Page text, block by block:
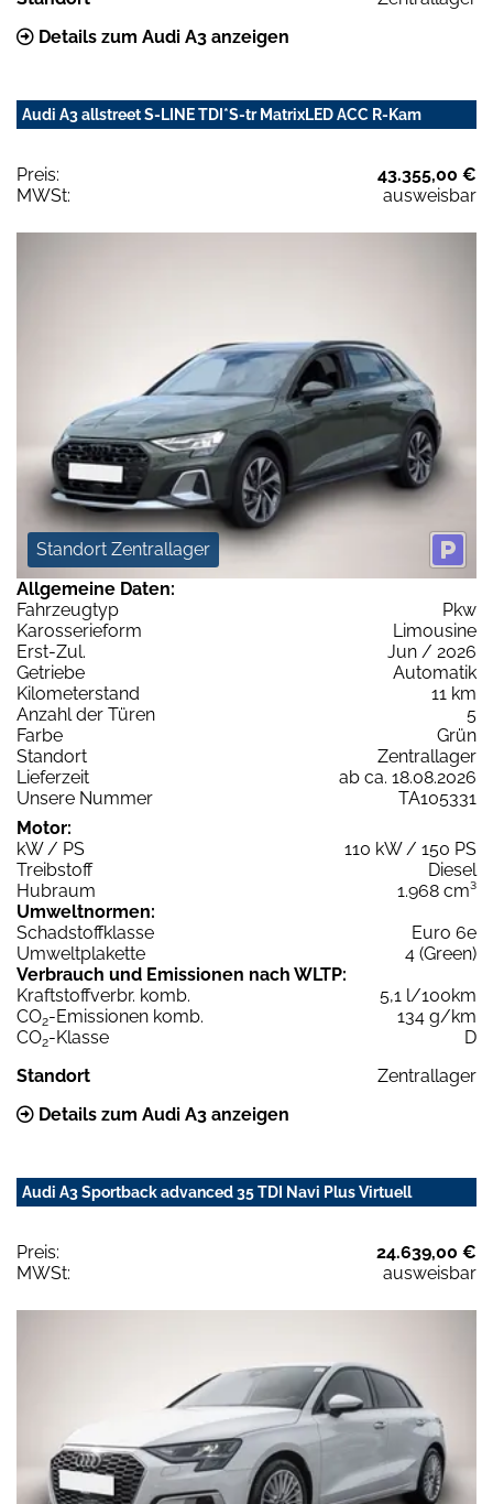
Details zum Audi A3 anzeigen
Audi A3 allstreet S-LINE TDI*S-tr MatrixLED ACC R-Kam
Preis:
43.355,00 €
MWSt:
ausweisbar
Standort Zentrallager
Allgemeine Daten:
Fahrzeugtyp
Pkw
Karosserieform
Limousine
Erst-Zul.
Jun / 2026
Getriebe
Automatik
Kilometerstand
11 km
Anzahl der Türen
5
Farbe
Grün
Standort
Zentrallager
Lieferzeit
ab ca. 18.08.2026
Unsere Nummer
TA105331
Motor:
kW / PS
110 kW / 150 PS
Treibstoff
Diesel
Hubraum
1.968 cm³
Umweltnormen:
Schadstoffklasse
Euro 6e
Umweltplakette
4 (Green)
Verbrauch und Emissionen nach WLTP:
Kraftstoffverbr. komb.
5,1 l/100km
CO2-Emissionen komb.
134 g/km
CO2-Klasse
D
Standort
Zentrallager
Details zum Audi A3 anzeigen
Audi A3 Sportback advanced 35 TDI Navi Plus Virtuell
Preis:
24.639,00 €
MWSt:
ausweisbar